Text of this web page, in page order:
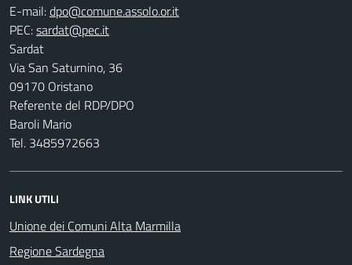
E-mail:
PEC:
Sardat
Via San Saturnino, 36
09170 Oristano
Referente del RDP/DPO
Baroli Mario
Tel. 3485972663
LINK UTILI
Unione dei Comuni Alta Marmilla
Regione Sardegna